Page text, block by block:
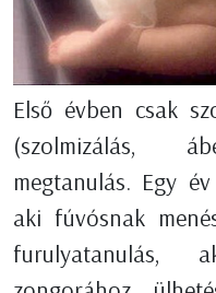
Első évben csak
(szolmizálás,
megtanulás. Egy
aki fúvósnak
furulyatanulás,